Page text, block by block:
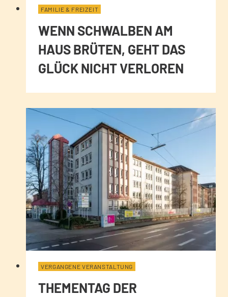
FAMILIE & FREIZEIT
WENN SCHWALBEN AM
HAUS BRÜTEN, GEHT DAS
GLÜCK NICHT VERLOREN
VERGANGENE VERANSTALTUNG
THEMENTAG DER